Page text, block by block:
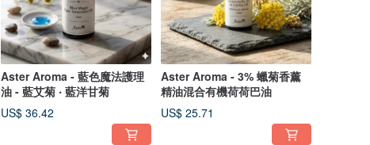
Aster Aroma - 藍色魔法護理
油 - 藍艾菊 ‧ 藍洋甘菊
US$ 36.42
Aster Aroma - 3% 蠟菊香薰
精油混合有機荷荷巴油
US$ 25.71